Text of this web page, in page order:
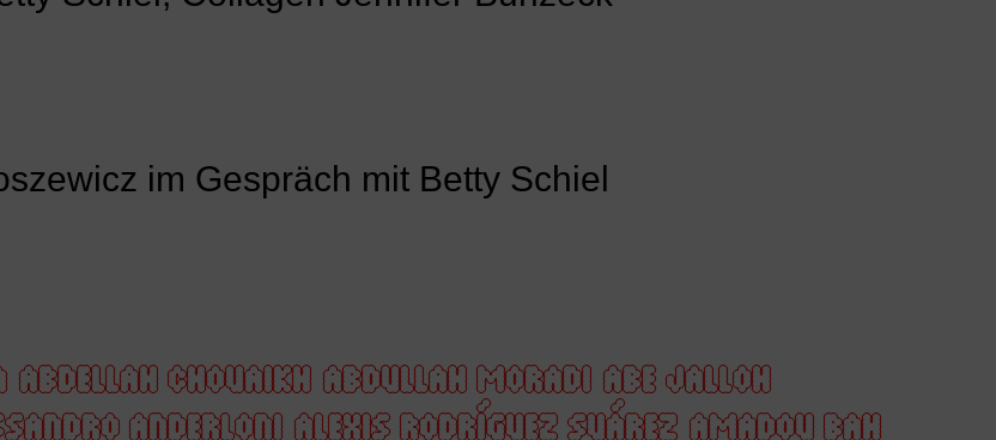
im Gespräch mit Betty Schiel
ABDELLAH CHOUAIKH ABDULLAH MORADI ABE JALLOH
ANDERLONI ALEXIS RODRÍGUEZ SUÁREZ AMADOU BAH